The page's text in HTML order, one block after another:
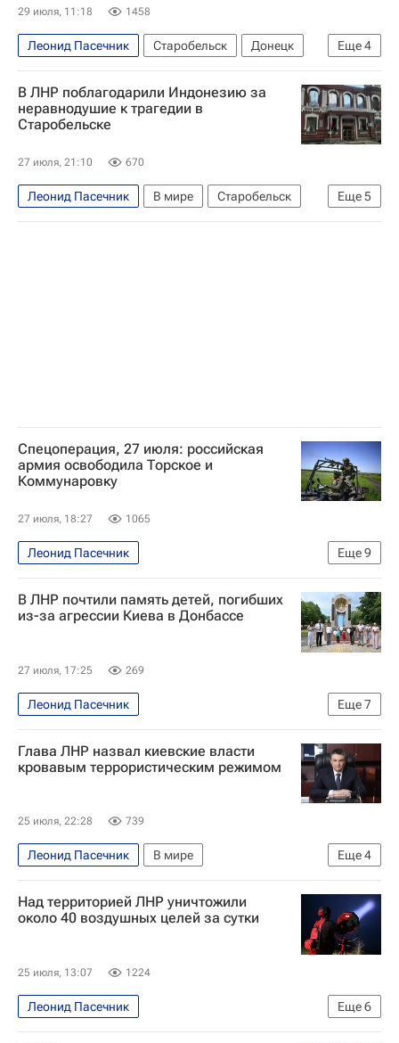
29 июля, 11:18 1458
Еще4
Леонид Пасечник Старобельск
Донецк
Луганская Народная Республика
Вооруженные силы Украины
Происшествия
Удар ВСУ по колледжу в Старобельске
В ЛНР поблагодарили Индонезию за
неравнодушие к трагедии в
Старобельске
27 июля, 21:10 670
Еще5
Леонид Пасечник В мире
Старобельск
Европа
Луганская Народная Республика
Спецоперация, 27 июля: российская
армия освободила Торское и
Коммунаровку
27 июля, 18:27 1065
Еще9
Леонид Пасечник
Специальная военная операция на Украине
Россия
Украина
Владимир Путин
Вооруженные силы Украины
В ЛНР почтили память детей, погибших
из-за агрессии Киева в Донбассе
27 июля, 17:25 269
Еще7
Леонид Пасечник
Специальная военная операция на Украине
Луганская Народная Республика
Донбасс
Глава ЛНР назвал киевские власти
кровавым террористическим режимом
25 июля, 22:28 739
Еще4
Леонид Пасечник
В мире
Запорожская область
Кировская область
Киров
Вооруженные силы Украины
Над территорией ЛНР уничтожили
около 40 воздушных целей за сутки
25 июля, 13:07 1224
Еще6
Леонид Пасечник
Специальная военная операция на Украине